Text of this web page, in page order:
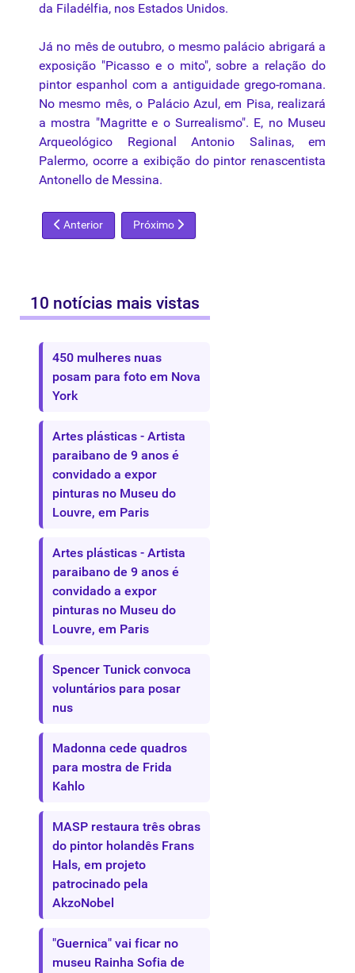
da Filadélfia, nos Estados Unidos.
Já no mês de outubro, o mesmo palácio abrigará a
exposição "Picasso e o mito", sobre a relação do
pintor espanhol com a antiguidade grego-romana.
No mesmo mês, o Palácio Azul, em Pisa, realizará
a mostra "Magritte e o Surrealismo". E, no Museu
Arqueológico Regional Antonio Salinas, em
Palermo, ocorre a exibição do pintor renascentista
Antonello de Messina.
Artigo anterior: Obras de Modigliani expostas na Itália são
Anterior Próximo artigo: Arte Urbana em Portugal
Próximo
10 notícias mais vistas
450 mulheres nuas
posam para foto em Nova
York
Artes plásticas - Artista
paraibano de 9 anos é
convidado a expor
pinturas no Museu do
Louvre, em Paris
Artes plásticas - Artista
paraibano de 9 anos é
convidado a expor
pinturas no Museu do
Louvre, em Paris
Spencer Tunick convoca
voluntários para posar
nus
Madonna cede quadros
para mostra de Frida
Kahlo
MASP restaura três obras
do pintor holandês Frans
Hals, em projeto
patrocinado pela
AkzoNobel
"Guernica" vai ficar no
museu Rainha Sofia de